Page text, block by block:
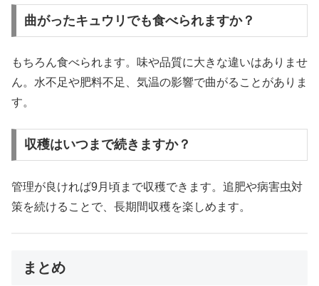
曲がったキュウリでも食べられますか？
もちろん食べられます。味や品質に大きな違いはありませ
ん。水不足や肥料不足、気温の影響で曲がることがありま
す。
収穫はいつまで続きますか？
管理が良ければ9月頃まで収穫できます。追肥や病害虫対
策を続けることで、長期間収穫を楽しめます。
まとめ